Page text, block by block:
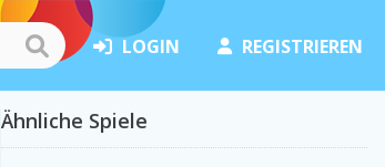
LOGIN REGISTRIEREN
Ähnliche Spiele